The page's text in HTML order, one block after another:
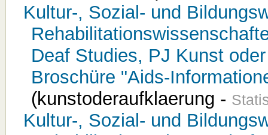
Kultur-, Sozial- und
Deaf Studies, PJ Kunst
Broschüre "Aids-
(kunstoderaufklaerung -
Kultur-, Sozial- und